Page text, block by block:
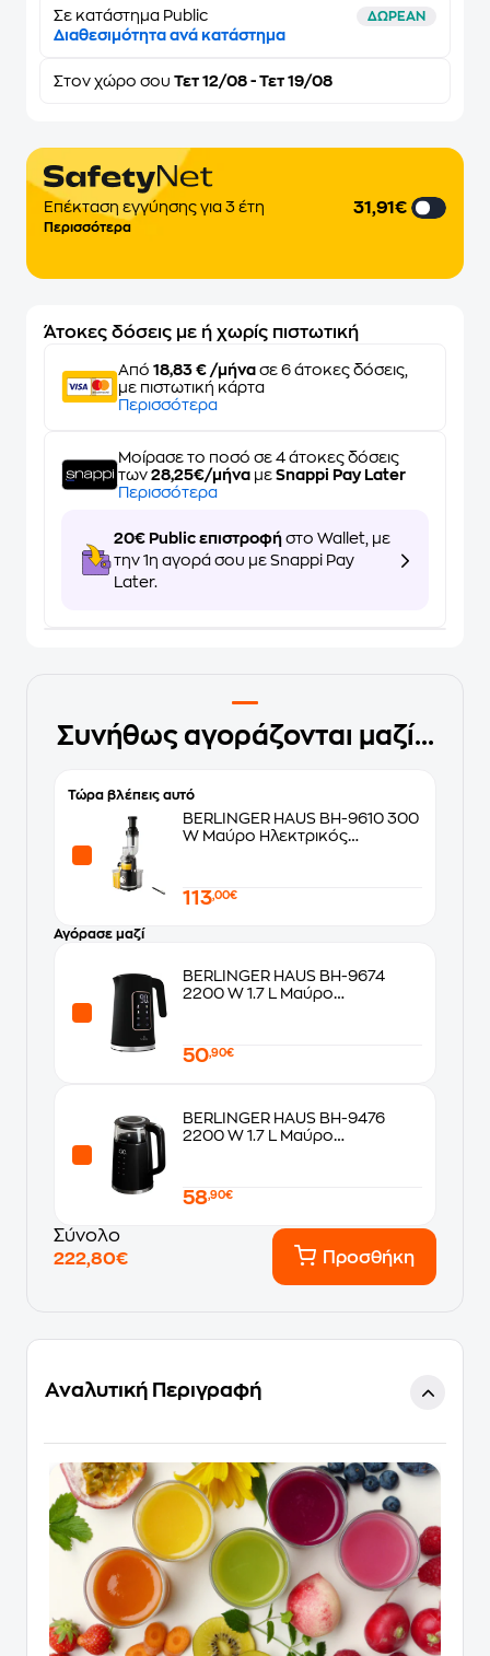
Σε κατάστημα Public ΔΩΡΕΑΝ
Διαθεσιμότητα ανά κατάστημα
Στον χώρο σου Τετ 12/08 - Τετ 19/08
Επέκταση εγγύησης για 3 έτη
Περισσότερα
31,91€
Άτοκες δόσεις με ή χωρίς πιστωτική
Από 18,83 € /μήνα σε 6 άτοκες δόσεις,
με πιστωτική κάρτα
Περισσότερα
Μοίρασε το ποσό σε 4 άτοκες δόσεις
των 28,25€/μήνα με Snappi Pay Later
Περισσότερα
20€ Public επιστροφή στο Wallet, με
την 1η αγορά σου με Snappi Pay
Later.
Συνήθως αγοράζονται μαζί...
Τώρα βλέπεις αυτό
BERLINGER HAUS BH-9610 300
W Μαύρο Ηλεκτρικός
113,00€
Αγόρασε μαζί
BERLINGER HAUS BH-9674
2200 W 1.7 L Μαύρο
50,90€
BERLINGER HAUS BH-9476
2200 W 1.7 L Μαύρο
58,90€
Σύνολο
222,80€
Προσθήκη
Αναλυτική Περιγραφή